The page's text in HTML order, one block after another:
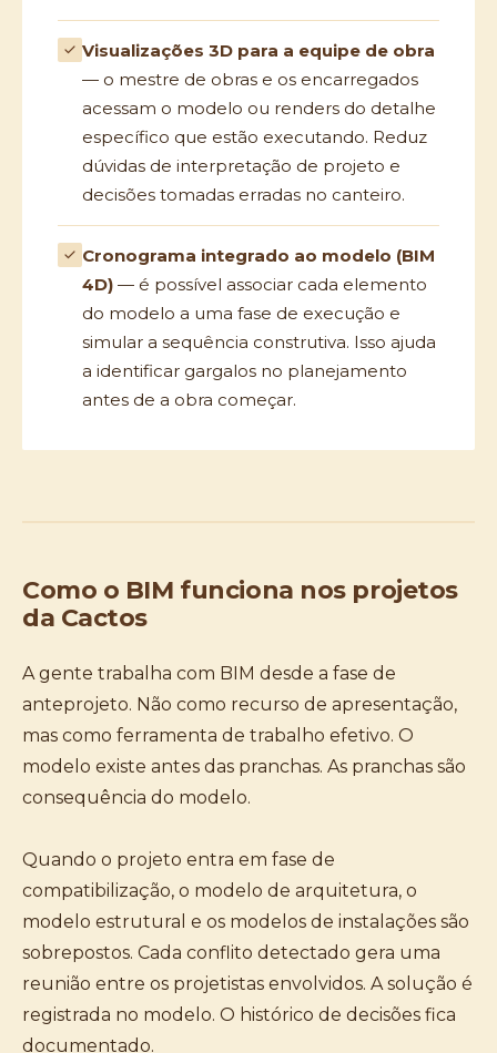
Visualizações 3D para a equipe de obra
— o mestre de obras e os encarregados
acessam o modelo ou renders do detalhe
específico que estão executando. Reduz
dúvidas de interpretação de projeto e
decisões tomadas erradas no canteiro.
Cronograma integrado ao modelo (BIM
4D) — é possível associar cada elemento
do modelo a uma fase de execução e
simular a sequência construtiva. Isso ajuda
a identificar gargalos no planejamento
antes de a obra começar.
Como o BIM funciona nos projetos
da Cactos
A gente trabalha com BIM desde a fase de
anteprojeto. Não como recurso de apresentação,
mas como ferramenta de trabalho efetivo. O
modelo existe antes das pranchas. As pranchas são
consequência do modelo.
Quando o projeto entra em fase de
compatibilização, o modelo de arquitetura, o
modelo estrutural e os modelos de instalações são
sobrepostos. Cada conflito detectado gera uma
reunião entre os projetistas envolvidos. A solução é
registrada no modelo. O histórico de decisões fica
documentado.